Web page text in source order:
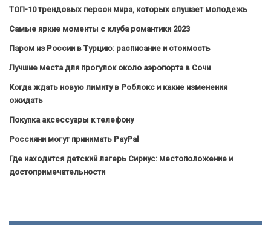
ТОП-10 трендовых персон мира, которых слушает молодежь
Самые яркие моменты с клуба романтики 2023
Паром из России в Турцию: расписание и стоимость
Лучшие места для прогулок около аэропорта в Сочи
Когда ждать новую лимиту в Роблокс и какие изменения
ожидать
Покупка аксессуары к телефону
Россияни могут принимать PayPal
Где находится детский лагерь Сириус: местоположение и
достопримечательности